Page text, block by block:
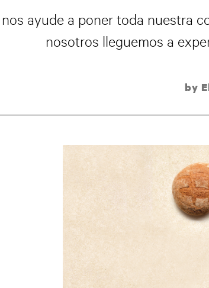
ayude a poner toda nuestra
nosotros lleguemos a
by